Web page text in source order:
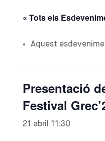
« Tots els
Aquest
Presentació
Festival
21 abril 11:30